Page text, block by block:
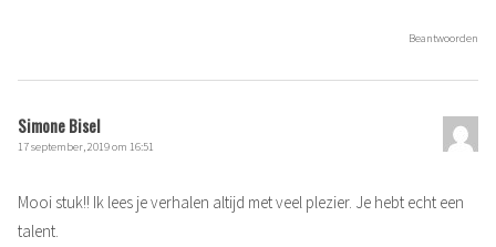
Beantwoorden
Simone Bisel
17 september, 2019 om 16:51
Mooi stuk!! Ik lees je verhalen altijd met veel plezier. Je hebt echt een
talent.